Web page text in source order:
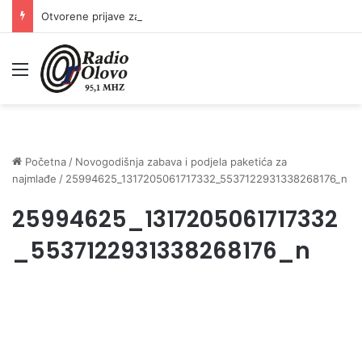
Meni
Početna / Novogodišnja zabava i podjela paketića za
najmlađe / 25994625_1317205061717332_5537122931338268176_n
25994625_1317205061717332
_5537122931338268176_n